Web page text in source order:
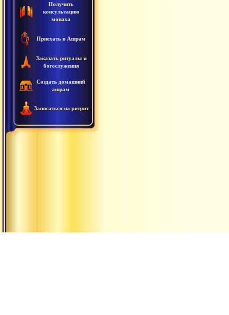
Получить
консультацию
монаха
Приехать в Ашрам
Заказать ритуалы и
богослужения
Создать домашний
ашрам
Записаться на ритрит